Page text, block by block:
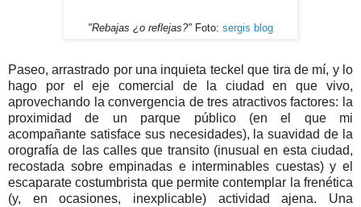
"Rebajas ¿o reflejas?" Foto: sergis blog
Paseo, arrastrado por una inquieta teckel que tira de mí, y lo
hago por el eje comercial de la ciudad en que vivo,
aprovechando la convergencia de tres atractivos factores: la
proximidad de un parque público (en el que mi
acompañante satisface sus necesidades), la suavidad de la
orografía de las calles que transito (inusual en esta ciudad,
recostada sobre empinadas e interminables cuestas) y el
escaparate costumbrista que permite contemplar la frenética
(y, en ocasiones, inexplicable) actividad ajena. Una